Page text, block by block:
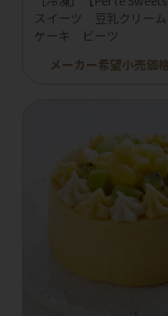
スイーツ 豆乳クリーム
ケーキ ビーツ
メーカー希望小売価格